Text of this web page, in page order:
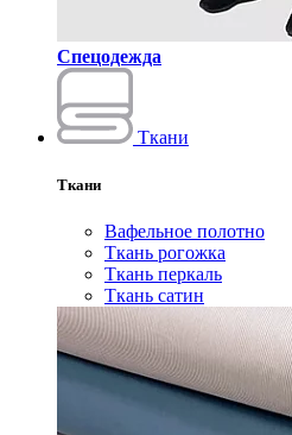
Спецодежда
Ткани
Ткани
Вафельное полотно
Ткань рогожка
Ткань перкаль
Ткань сатин